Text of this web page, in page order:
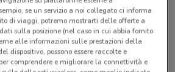
246/A Roma
78 Roma
se un servizio a noi collegato ci informa
di viaggi, potremo mostrarti delle offerte a
sulla posizione (nel caso in cui abbia fornito
alle informazioni sulle prestazioni della
dispositivo, possono essere raccolte e
comprendere e migliorare la connettività e